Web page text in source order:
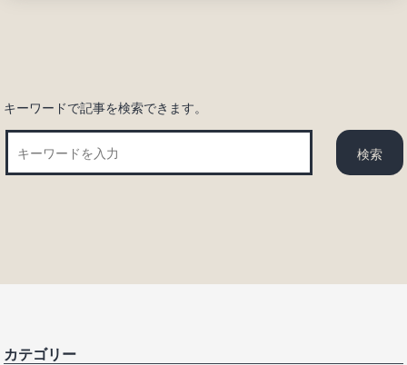
キーワードで記事を検索できます。
カテゴリー